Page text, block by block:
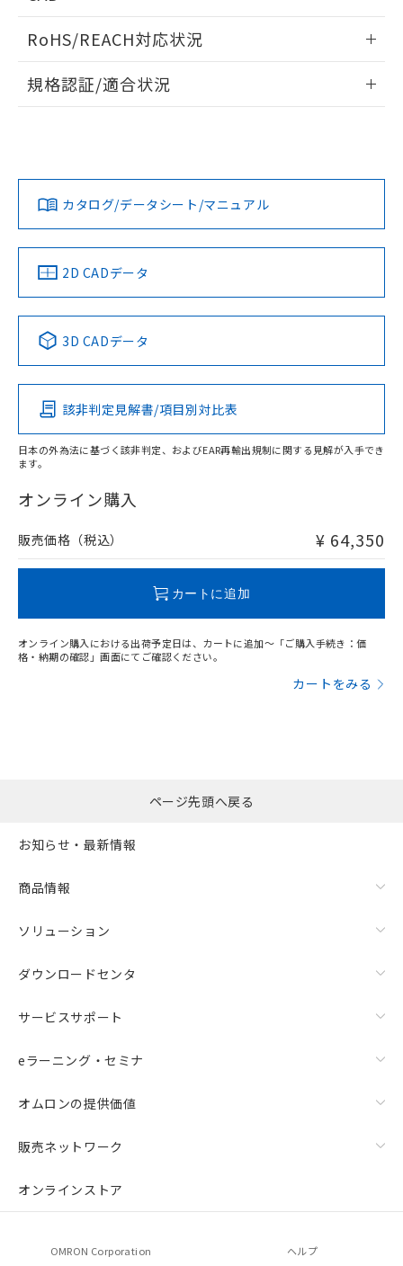
端子配置
ドすることができます。
ログイン/会員登録
ダウンロードデータをご利用いただく前に、以下を必ずお読
みください。
ソフトウェアの使用条件
RoHS/REACH対応状況
EU RoHS 注意事項・凡例
対応済み
中国 RoHS 注意事項・凡例
Pb Hg Cd Cr(VI)
O
在庫等で未対応品が混在する可能性があります。
問い合わせください。
規格認証/適合状況
LR型式承認
（イギリス
船舶規格）
DNV型式承認
（ノルウェー
BV型式承認
（フランス
KR型式
（韓国
No No No No
この製品の規格認証/適合状況ページへ
その他の認証はこちらのページからご検索ください
カタログ/データシート/マニュアル
2D CADデータ
3D CADデータ
該非判定見解書/項目別対比表
日本の外為法に基づく該非判定、およびEAR再輸出規制に関する見解が入手でき
ます。
オンライン購入
販売価格（税込） ¥ 64,350
カートに追加
オンライン購入における出荷予定日は、カートに追加～「ご購入手続き：価
格・納期の確認」画面にてご確認ください。
カートをみる
ページ先頭へ戻る
お知らせ・最新情報
商品情報
ソリューション
ダウンロードセンタ
サービスサポート
eラーニング・セミナ
オムロンの提供価値
販売ネットワーク
オンラインストア
OMRON Corporation ヘルプ